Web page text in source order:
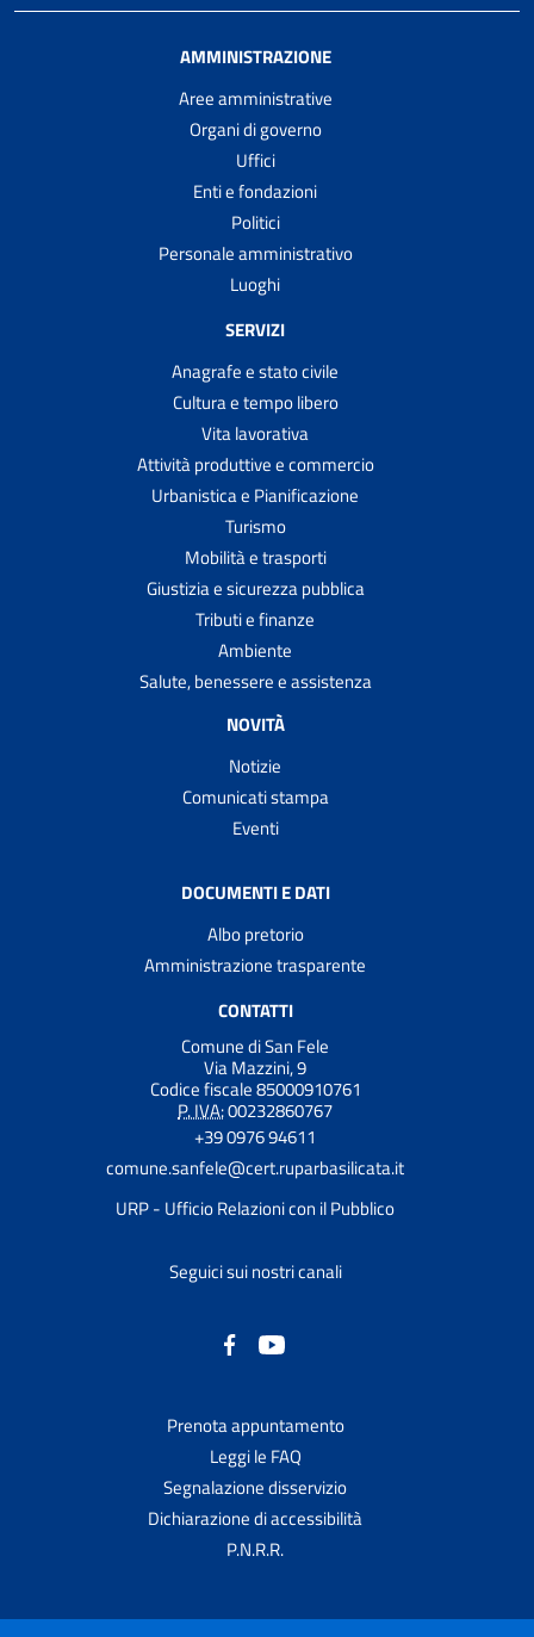
AMMINISTRAZIONE
Aree amministrative
Organi di governo
Uffici
Enti e fondazioni
Politici
Personale amministrativo
Luoghi
SERVIZI
Anagrafe e stato civile
Cultura e tempo libero
Vita lavorativa
Attività produttive e commercio
Urbanistica e Pianificazione
Turismo
Mobilità e trasporti
Giustizia e sicurezza pubblica
Tributi e finanze
Ambiente
Salute, benessere e assistenza
NOVITÀ
Notizie
Comunicati stampa
Eventi
DOCUMENTI E DATI
Albo pretorio
Amministrazione trasparente
CONTATTI
Comune di San Fele
Via Mazzini, 9
Codice fiscale 85000910761
P. IVA:00232860767
+39 0976 94611
comune.sanfele@cert.ruparbasilicata.it
URP - Ufficio Relazioni con il Pubblico
Seguici sui nostri canali
Prenota appuntamento
Leggi le FAQ
Segnalazione disservizio
Dichiarazione di accessibilità
P.N.R.R.